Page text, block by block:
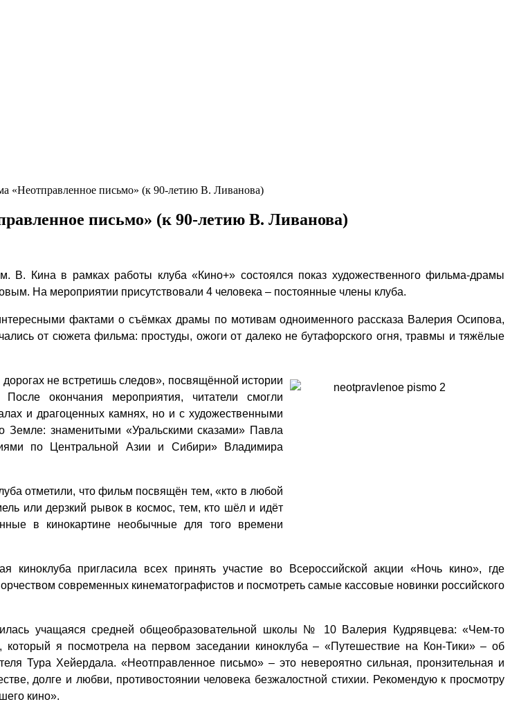
«Неотправленное письмо» (к 90-летию В. Ливанова)
письмо» (к 90-летию В. Ливанова)
В. Кина в рамках работы клуба «Кино+» состоялся показ художественного фильма-драмы
На мероприятии присутствовали 4 человека – постоянные члены клуба.
фактами о съёмках драмы по мотивам одноименного рассказа Валерия Осипова,
от сюжета фильма: простуды, ожоги от далеко не бутафорского огня, травмы и тяжёлые
не встретишь следов», посвящённой истории
окончания мероприятия, читатели смогли
и драгоценных камнях, но и с художественными
Земле: знаменитыми «Уральскими сказами» Павла
по Центральной Азии и Сибири» Владимира
отметили, что фильм посвящён тем, «кто в любой
или дерзкий рывок в космос, тем, кто шёл и идёт
в кинокартине необычные для того времени
киноклуба пригласила всех принять участие во Всероссийской акции «Ночь кино», где
современных кинематографистов и посмотреть самые кассовые новинки российского
учащаяся средней общеобразовательной школы № 10 Валерия Кудрявцева: «Чем-то
я посмотрела на первом заседании киноклуба – «Путешествие на Кон-Тики» – об
Тура Хейердала. «Неотправленное письмо» – это невероятно сильная, пронзительная и
долге и любви, противостоянии человека безжалостной стихии. Рекомендую к просмотру
кино».